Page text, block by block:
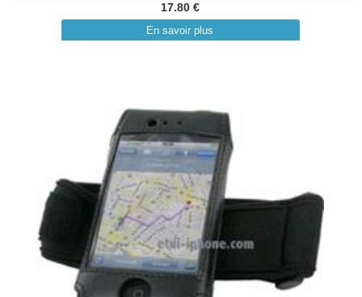
17.80 €
En savoir plus